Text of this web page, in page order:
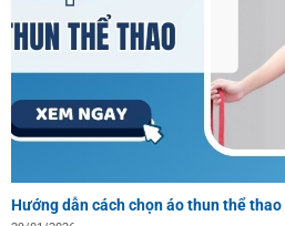
Hướng dẫn cách chọn áo thun thể thao